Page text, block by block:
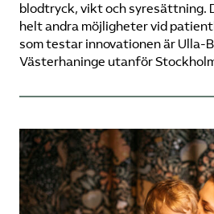
blodtryck, vikt och syresättning.
helt andra möjligheter vid
som testar innovationen är Ulla-
Västerhaninge utanför